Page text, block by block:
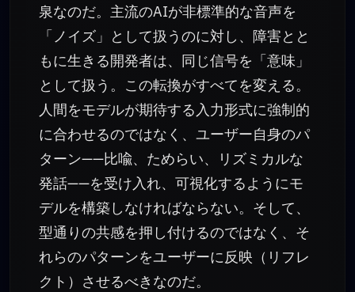
泉なのだ。主流のAIが非標準的な音声を
「ノイズ」として扱うのに対し、障害とと
もに生きる開発者は、同じ信号を「意味」
として扱う。この転換がすべてを変える。
人間をモデルが期待する入力形式に強制的
に合わせるのではなく、ユーザー自身のパ
ターン——比喩、ためらい、リズミカルな
発話——を受け入れ、可視化するようにモ
デルを構築しなければならない。そして、
型通りの共感を押し付けるのではなく、そ
れらのパターンをユーザーに反映（リフレ
クト）させるべきなのだ。